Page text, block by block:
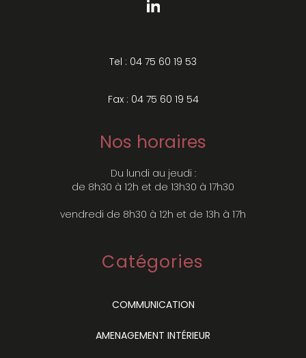
Tel : 04 75 60 19 53
Fax : 04 75 60 19 54
Nos horaires
Du lundi au jeudi :
de 8h30 à 12h et de 13h30 à 17h30
vendredi de 8h30 à 12h et de 13h à 17h
Catégories
COMMUNICATION
AMENAGEMENT INTÉRIEUR